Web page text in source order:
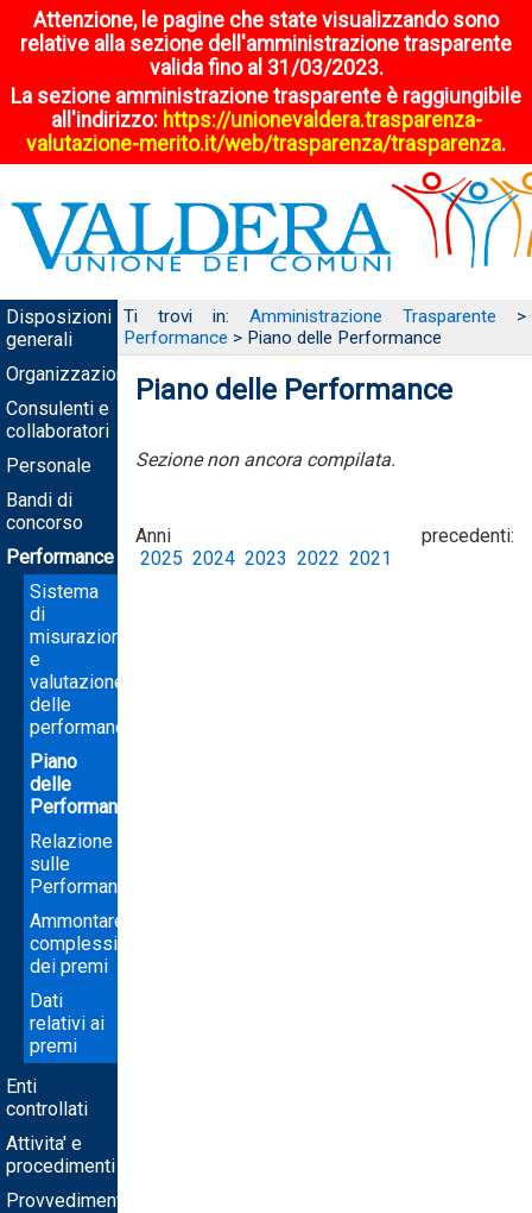
Attenzione, le pagine che state visualizzando sono
relative alla sezione dell'amministrazione trasparente
valida fino al 31/03/2023.
La sezione amministrazione trasparente è raggiungibile
all'indirizzo: https://unionevaldera.trasparenza-
valutazione-merito.it/web/trasparenza/trasparenza.
Disposizioni
generali
Organizzazione
Consulenti e
collaboratori
Personale
Bandi di
concorso
Performance
Sistema
di
misurazione
e
valutazione
delle
performance
Piano
delle
Performance
Relazione
sulle
Performance
Ammontare
complessivo
dei premi
Dati
relativi ai
premi
Enti
controllati
Attivita' e
procedimenti
Provvedimenti
Ti trovi in: Amministrazione Trasparente >
Performance > Piano delle Performance
Piano delle Performance
Sezione non ancora compilata.
Anni precedenti:
2025 2024 2023 2022 2021